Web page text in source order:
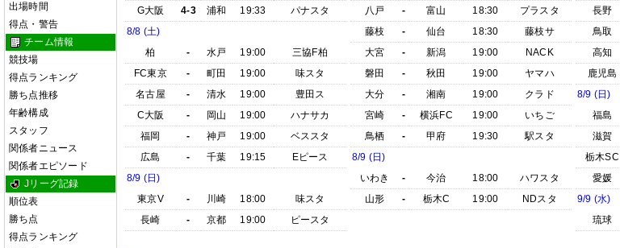
出場時間
得点・警告
チーム情報
競技場
得点ランキング
勝ち点推移
年齢構成
スタッフ
関係者ニュース
関係者エピソード
Jリーグ記録
順位表
勝ち点
得点ランキング
G大阪
4-3 浦和 19:33
パナスタ
8/8 (土)
柏
- 水戸 19:00
三協F柏
FC東京
- 町田 19:00
味スタ
名古屋
- 清水 19:00
豊田ス
C大阪
- 岡山 19:00
ハナサカ
福岡
- 神戸 19:00
ベススタ
広島
- 千葉 19:15
Eピース
8/9 (日)
東京V
- 川崎 18:00
味スタ
長崎
- 京都 19:00 ピースタ
八戸
- 富山 18:30
プラスタ
藤枝
- 仙台 18:30
藤枝サ
大宮
- 新潟 19:00
NACK
磐田
- 秋田 19:00
ヤマハ
大分
- 湘南 19:00
クラド
宮崎
- 横浜FC 19:00
いちご
鳥栖
- 甲府 19:30
駅スタ
8/9 (日)
いわき
- 今治 18:00
ハワスタ
山形
- 栃木C 19:00 NDスタ
長野
鳥取
高知
鹿児島
8/9 (日)
福島
滋賀
栃木SC
愛媛
9/9 (水)
琉球